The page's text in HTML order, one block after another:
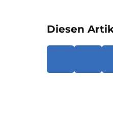
Diesen